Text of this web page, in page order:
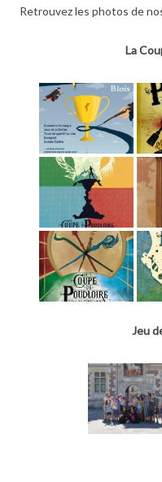
Retrouvez les photos de
La
Jeu